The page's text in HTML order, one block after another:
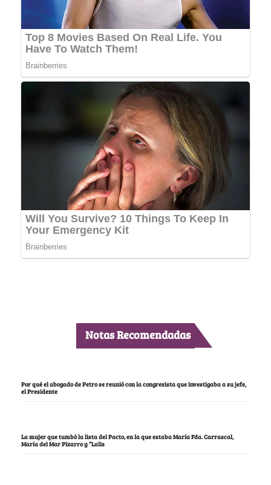
Notas Recomendadas
Por qué el abogado de Petro se reunió con la congresista que investigaba a su jefe,
el Presidente
La mujer que tumbó la lista del Pacto, en la que estaba María Fda. Carrascal,
María del Mar Pizarro y “Lalis